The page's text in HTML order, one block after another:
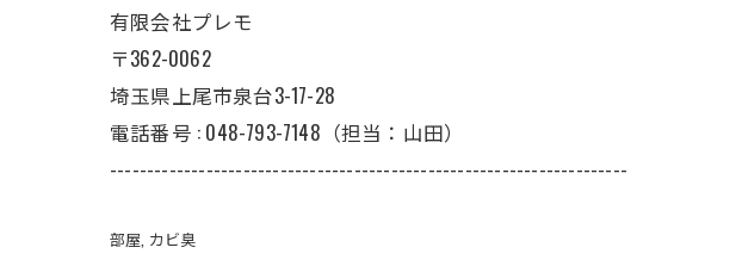
有限会社プレモ
〒362-0062
埼玉県上尾市泉台3-17-28
電話番号 : 048-793-7148（担当：山田）
----------------------------------------------------------------------
部屋 カビ臭